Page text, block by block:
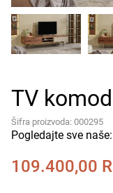
TV
Šifra proizvoda: 000295
Pogledajte sve naše:
109.400,00